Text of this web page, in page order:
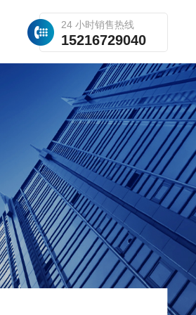
24 小时销售热线
15216729040